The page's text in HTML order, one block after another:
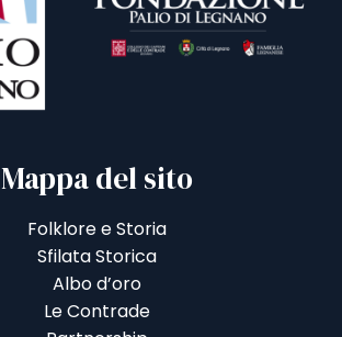
Mappa del sito
Folklore e Storia
Sfilata Storica
Albo d’oro
Le Contrade